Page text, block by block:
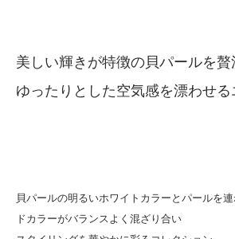
美しい輝きが特徴の貝パールを贅
ゆったりとした空気感を漂わせ
貝パールの明るいホワイトカラーとパールを
ドカラーがバランスよく混ざり合い